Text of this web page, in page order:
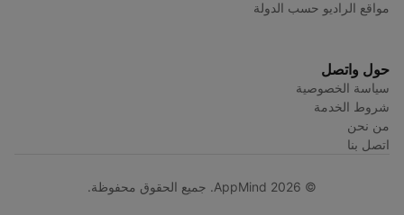
مواقع الراديو حسب الدولة
حول واتصل
سياسة الخصوصية
شروط الخدمة
من نحن
اتصل بنا
© AppMind 2026. جميع الحقوق محفوظة.